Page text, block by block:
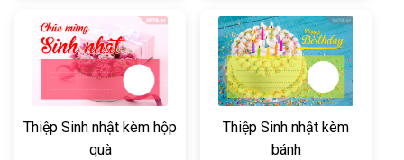
Thiệp Sinh nhật kèm hộp
quà
Thiệp Sinh nhật kèm
bánh